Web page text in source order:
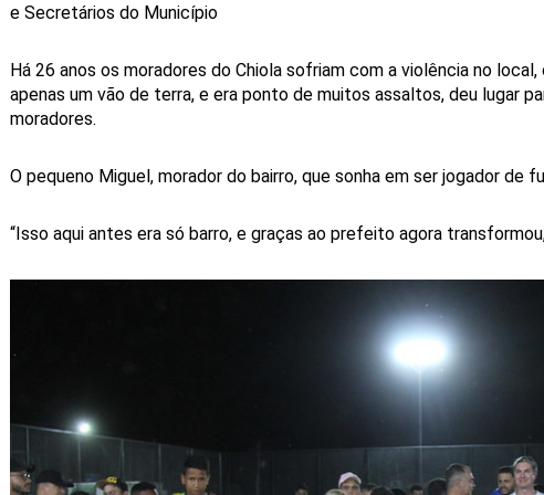
e Secretários do Município
Há 26 anos os moradores do Chiola sofriam com a violência no
apenas um vão de terra, e era ponto de muitos assaltos, deu lugar
moradores.
O pequeno Miguel, morador do bairro, que sonha em ser jogador de
“Isso aqui antes era só barro, e graças ao prefeito agora